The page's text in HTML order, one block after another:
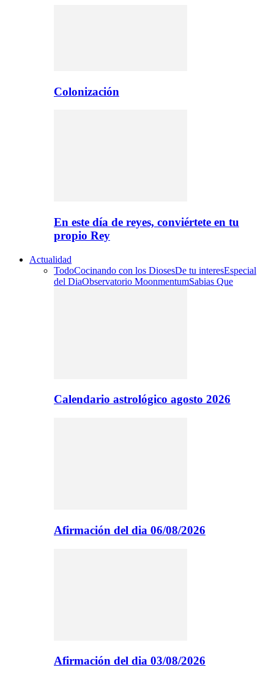
Colonización
En este día de reyes, conviértete en tu
propio Rey
Actualidad
TodoCocinando con los DiosesDe tu interesEspecial
del DiaObservatorio MoonmentumSabias Que
Calendario astrológico agosto 2026
Afirmación del dia 06/08/2026
Afirmación del dia 03/08/2026